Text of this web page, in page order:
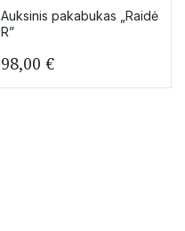
Auksinis pakabukas „Raidė
R”
98,00 €